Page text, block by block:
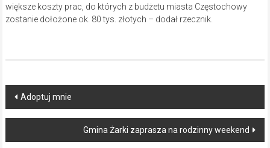
większe koszty prac, do których z budżetu miasta Częstochowy
zostanie dołożone ok. 80 tys. złotych – dodał rzecznik.
Post
navigation
Adoptuj mnie
Gmina Żarki zaprasza na rodzinny weekend